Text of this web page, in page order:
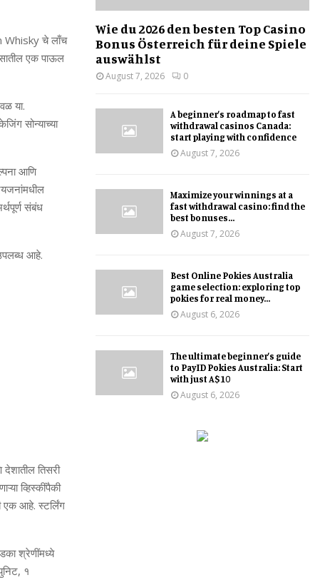
Whisky चे लाँच
एक पाऊल
या.
सोन्याच्या
आणि
संबंध
आहे.
देशातील तिसरी
व्हिस्कींपैकी
एक आहे. स्टर्लिंग
श्रेणींमध्ये
, १
Wie du 2026 den besten Top Casino
Bonus Österreich für deine Spiele
auswählst
August 7, 2026 0
A beginner’s roadmap to fast
withdrawal casinos Canada:
start playing with confidence
August 7, 2026
Maximize your winnings at a
fast withdrawal casino: find the
best bonuses...
August 7, 2026
Best Online Pokies Australia
game selection: exploring top
pokies for real money...
August 6, 2026
The ultimate beginner’s guide
to PayID Pokies Australia: Start
with just A$10
August 6, 2026